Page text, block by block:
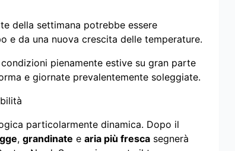
della settimana potrebbe essere
e da una nuova crescita delle temperature.
pienamente estive su gran parte
e giornate prevalentemente soleggiate.
particolarmente dinamica. Dopo il
, grandinate e aria più fresca segnerà